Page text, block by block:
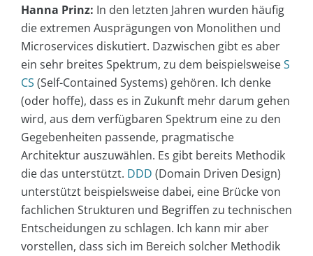
Hanna Prinz: In den letzten Jahren wurden häufig
die extremen Ausprägungen von Monolithen und
Microservices diskutiert. Dazwischen gibt es aber
ein sehr breites Spektrum, zu dem beispielsweiseS
CS (Self-Contained Systems) gehören. Ich denke
(oder hoffe), dass es in Zukunft mehr darum gehen
wird, aus dem verfügbaren Spektrum eine zu den
Gegebenheiten passende, pragmatische
Architektur auszuwählen. Es gibt bereits Methodik
die das unterstützt. DDD (Domain Driven Design)
unterstützt beispielsweise dabei, eine Brücke von
fachlichen Strukturen und Begriffen zu technischen
Entscheidungen zu schlagen. Ich kann mir aber
vorstellen, dass sich im Bereich solcher Methodik